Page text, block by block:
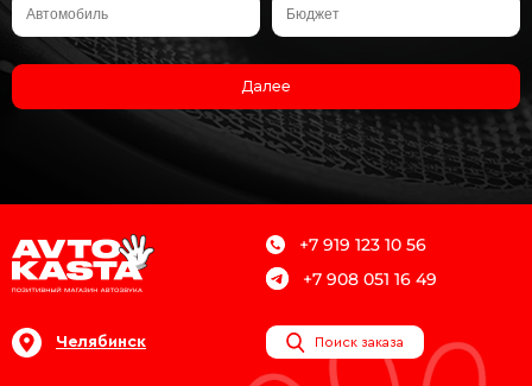
Далее
+7 919 123 10 56
+7 908 051 16 49
Челябинск Поиск заказа